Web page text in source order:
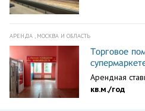
АРЕНДА , МОСКВА И ОБЛАСТЬ
Торговое
Арендная
кв.м./год